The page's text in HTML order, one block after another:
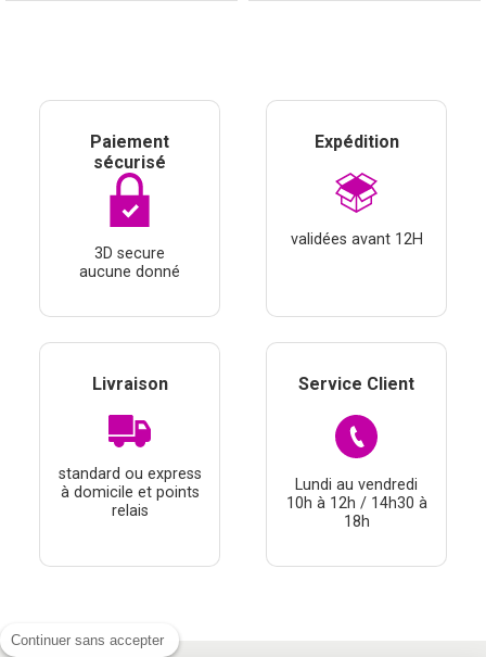
Paiement
sécurisé
3D secure
aucune donné
Expédition
validées avant 12H
Livraison
standard ou express
à domicile et points
relais
Service Client
Lundi au vendredi
10h à 12h / 14h30 à
18h
Continuer sans accepter